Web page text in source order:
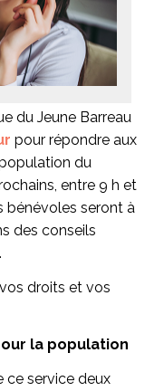
du Jeune Barreau
pour répondre aux
du
entre 9 h et
bénévoles seront à
des conseils
droits et vos
la population
ce service deux